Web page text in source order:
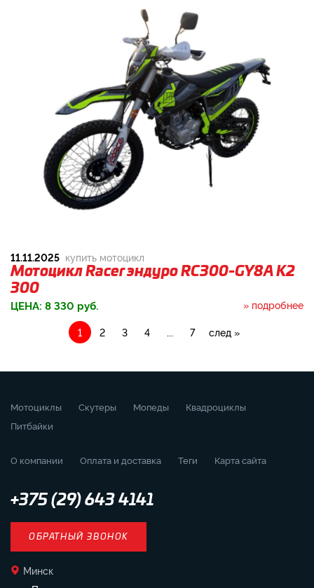
11.11.2025 купить мотоцикл
Мотоцикл Racer эндуро RC300-GY8A K2
300
ЦЕНА: 8 330 руб. » подробнее
1 2 3 4 ... 7 след »
Мотоциклы Скутеры Мопеды
Квадроциклы
Питбайки
О компании Оплата и доставка Теги Карта сайта
+375 (29) 643 4141
ОБРАТНЫЙ ЗВОНОК
Минск